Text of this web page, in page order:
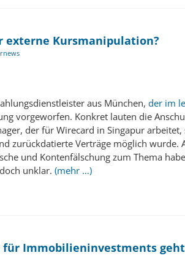
externe Kursmanipulation?
aus München, der im
vorgeworfen. Konkret lauten die
der für Wirecard in Singapur
zurückdatierte Verträge möglich wurde.
und Kontenfälschung zum Thema
unklar. (mehr …)
Immobilieninvestments